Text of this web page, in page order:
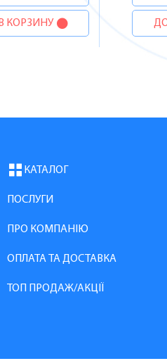
КОРЗИНУ
КАТАЛОГ
ПОСЛУГИ
ПРО КОМПАНІЮ
ОПЛАТА ТА ДОСТАВКА
ТОП ПРОДАЖ/АКЦІЇ